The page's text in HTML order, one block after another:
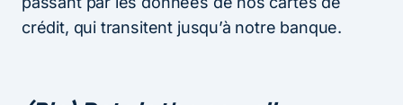
crédit, qui transitent jusqu’à notre banque.